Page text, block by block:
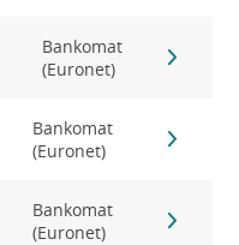
Bankomat
(Euronet)
Bankomat
(Euronet)
Bankomat
(Euronet)